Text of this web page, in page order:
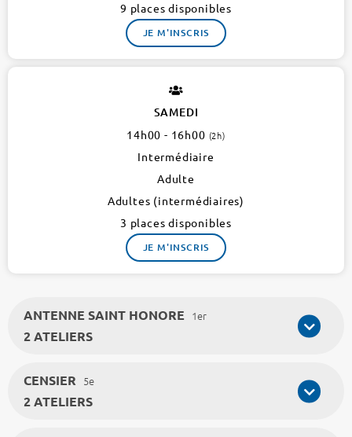
9 places disponibles
JE M'INSCRIS
SAMEDI
14h00 - 16h00 (2h)
Intermédiaire
Adulte
Adultes (intermédiaires)
3 places disponibles
JE M'INSCRIS
ANTENNE SAINT HONORE 1er
2 ATELIERS
CENSIER 5e
2 ATELIERS